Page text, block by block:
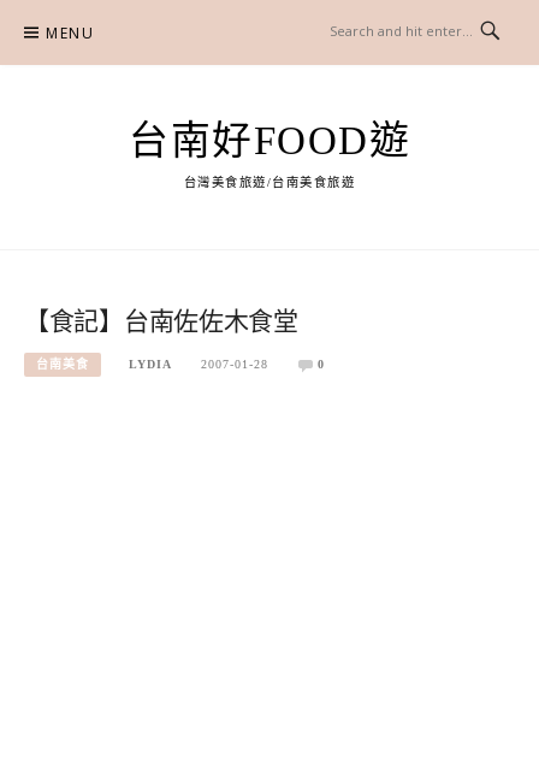
content
MENU
台南好FOOD遊
台灣美食旅遊/台南美食旅遊
【食記】台南佐佐木食堂
台南美食 LYDIA 2007-01-28 0